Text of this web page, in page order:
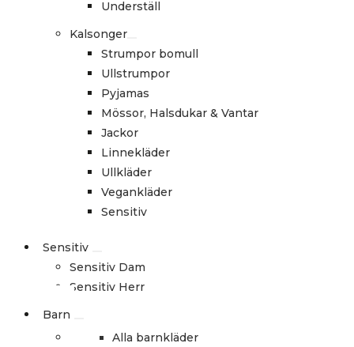
Underställ
Kalsonger
Strumpor bomull
Ullstrumpor
Pyjamas
Mössor, Halsdukar & Vantar
Jackor
Linnekläder
Ullkläder
Vegankläder
Sensitiv
Sensitiv
Sensitiv Dam
Sensitiv Herr
Barn
Alla barnkläder